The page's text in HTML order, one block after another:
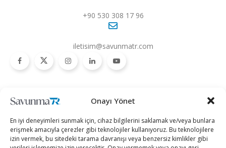
Onayı Yönet
En iyi deneyimleri sunmak için, cihaz bilgilerini saklamak ve/veya bunlara
erişmek amacıyla çerezler gibi teknolojiler kullanıyoruz. Bu teknolojilere
izin vermek, bu sitedeki tarama davranışı veya benzersiz kimlikler gibi
+90 530 308 17 96
iletisim@savunmatr.com
Savunma Sanayii
Hava Platformları
Kara Platformları
Kategoriler
Siber Güvenlik
Teknoloji
SavunmaTR
Hakkımızda
Kariyer